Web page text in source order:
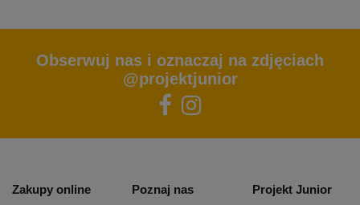
Obserwuj nas i oznaczaj na zdjęciach
@projektjunior
Zakupy online Poznaj nas Projekt Junior